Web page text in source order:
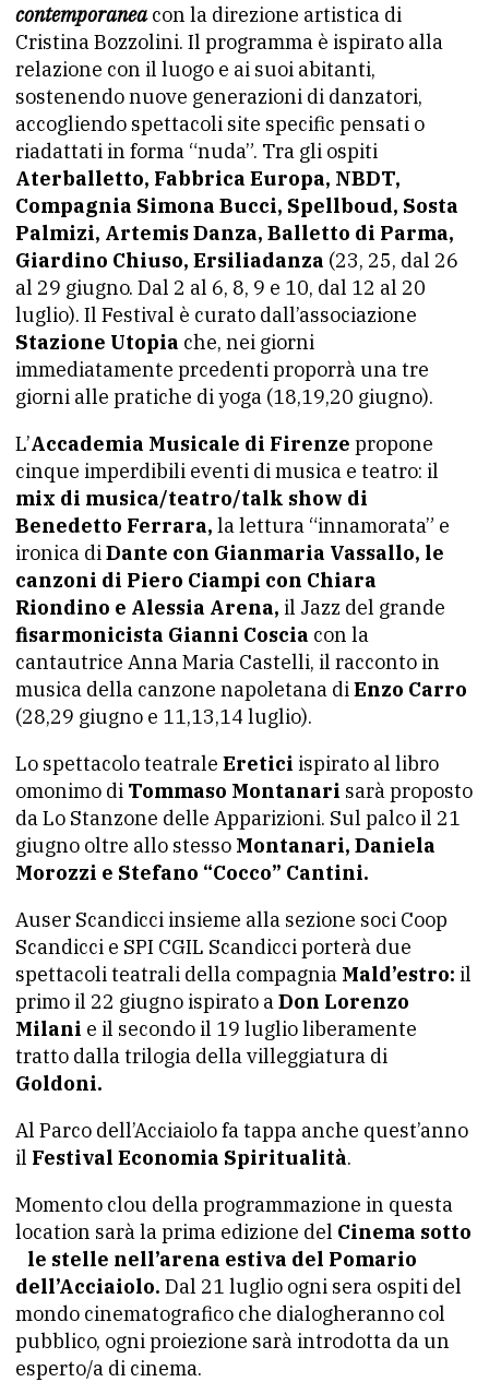
contemporanea con la direzione artistica di
Cristina Bozzolini. Il programma è ispirato alla
relazione con il luogo e ai suoi abitanti,
sostenendo nuove generazioni di danzatori,
accogliendo spettacoli site specific pensati o
riadattati in forma “nuda”. Tra gli ospiti
Aterballetto, Fabbrica Europa, NBDT,
Compagnia Simona Bucci, Spellboud, Sosta
Palmizi, Artemis Danza, Balletto di Parma,
Giardino Chiuso, Ersiliadanza (23, 25, dal 26
al 29 giugno. Dal 2 al 6, 8, 9 e 10, dal 12 al 20
luglio). Il Festival è curato dall’associazione
Stazione Utopia che, nei giorni
immediatamente prcedenti proporrà una tre
giorni alle pratiche di yoga (18,19,20 giugno).
L’Accademia Musicale di Firenze propone
cinque imperdibili eventi di musica e teatro: il
mix di musica/teatro/talk show di
Benedetto Ferrara, la lettura “innamorata” e
ironica diDante con Gianmaria Vassallo, le
canzoni di Piero Ciampi con Chiara
Riondino e Alessia Arena, il Jazz del grande
fisarmonicista Gianni Coscia con la
cantautrice Anna Maria Castelli, il racconto in
musica della canzone napoletana diEnzo Carro
(28,29 giugno e 11,13,14 luglio).
Lo spettacolo teatrale Eretici ispirato al libro
omonimo di Tommaso Montanari sarà proposto
da Lo Stanzone delle Apparizioni. Sul palco il 21
giugno oltre allo stesso Montanari, Daniela
Morozzi e Stefano “Cocco” Cantini.
Auser Scandicci insieme alla sezione soci Coop
Scandicci e SPI CGIL Scandicci porterà due
spettacoli teatrali della compagnia Mald’estro: il
primo il 22 giugno ispirato aDon Lorenzo
Milani e il secondo il 19 luglio liberamente
tratto dalla trilogia della villeggiatura di
Goldoni.
Al Parco dell’Acciaiolo fa tappa anche quest’anno
il Festival Economia Spiritualità.
Momento clou della programmazione in questa
location sarà la prima edizione del Cinema sotto
le stelle nell’arena estiva del Pomario
dell’Acciaiolo. Dal 21 luglio ogni sera ospiti del
mondo cinematografico che dialogheranno col
pubblico, ogni proiezione sarà introdotta da un
esperto/a di cinema.